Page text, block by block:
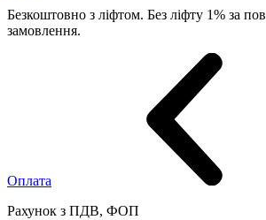
Безкоштовно з ліфтом. Без ліфту 1% за
замовлення.
Оплата
Рахунок з ПДВ, ФОП